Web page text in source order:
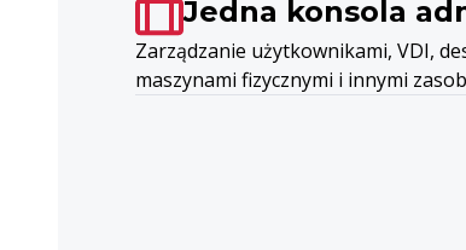
Jedna konsola
Zarządzanie użytkownikami, VDI,
maszynami fizycznymi i innymi